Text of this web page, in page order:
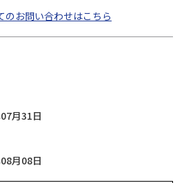
のお問い合わせはこちら
月31日
月08日